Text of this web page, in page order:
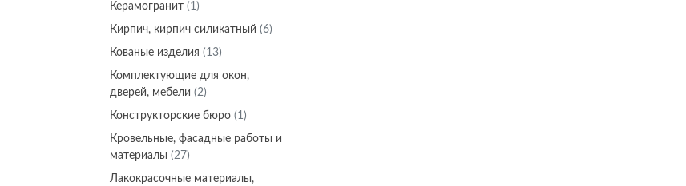
Керамогранит (1)
Кирпич, кирпич силикатный (6)
Кованые изделия (13)
Комплектующие для окон,
дверей, мебели (2)
Конструкторские бюро (1)
Кровельные, фасадные работы и
материалы (27)
Лакокрасочные материалы,